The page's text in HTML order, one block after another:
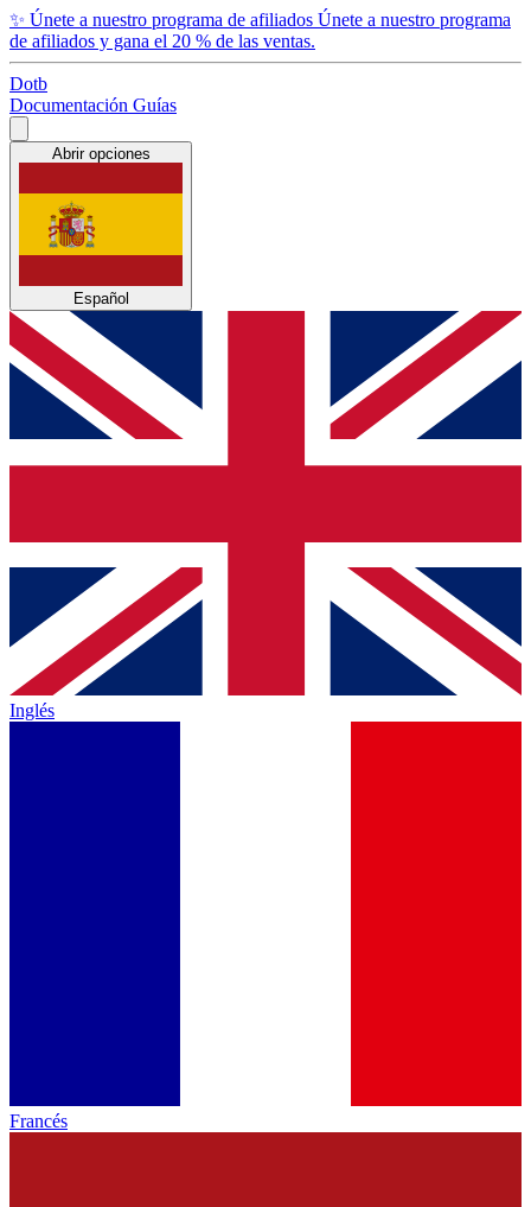
✨ Únete a nuestro programa de afiliados Únete a nuestro programa
de afiliados y gana el 20 % de las ventas.
Dotb
Documentación Guías
Abrir opciones
Español
Inglés
Francés